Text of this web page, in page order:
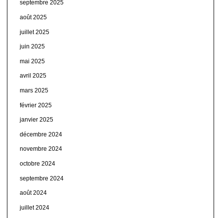
septembre 2025
août 2025
juillet 2025
juin 2025
mai 2025
avril 2025
mars 2025
février 2025
janvier 2025
décembre 2024
novembre 2024
octobre 2024
septembre 2024
août 2024
juillet 2024